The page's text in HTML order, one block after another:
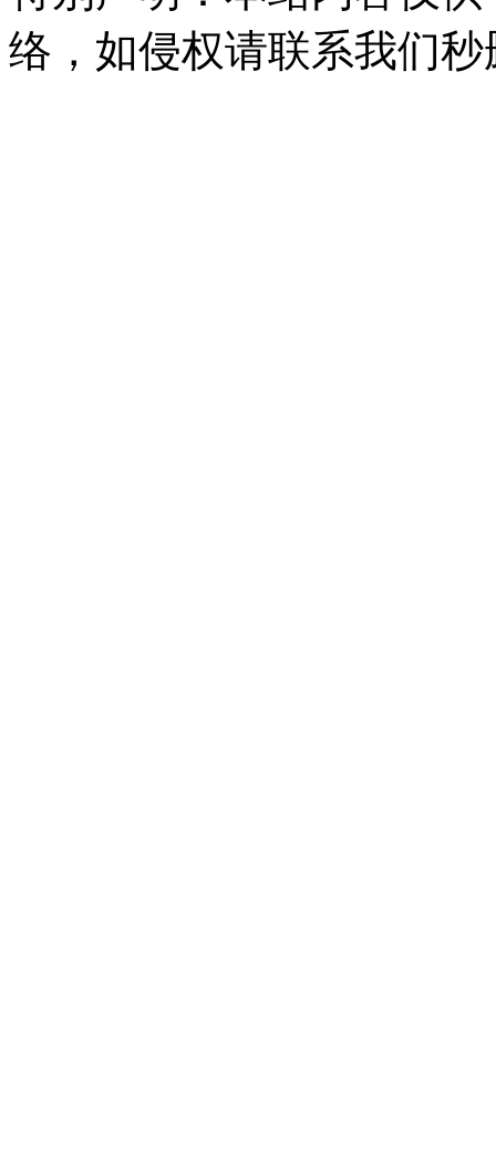
络，如侵权请联系我们秒